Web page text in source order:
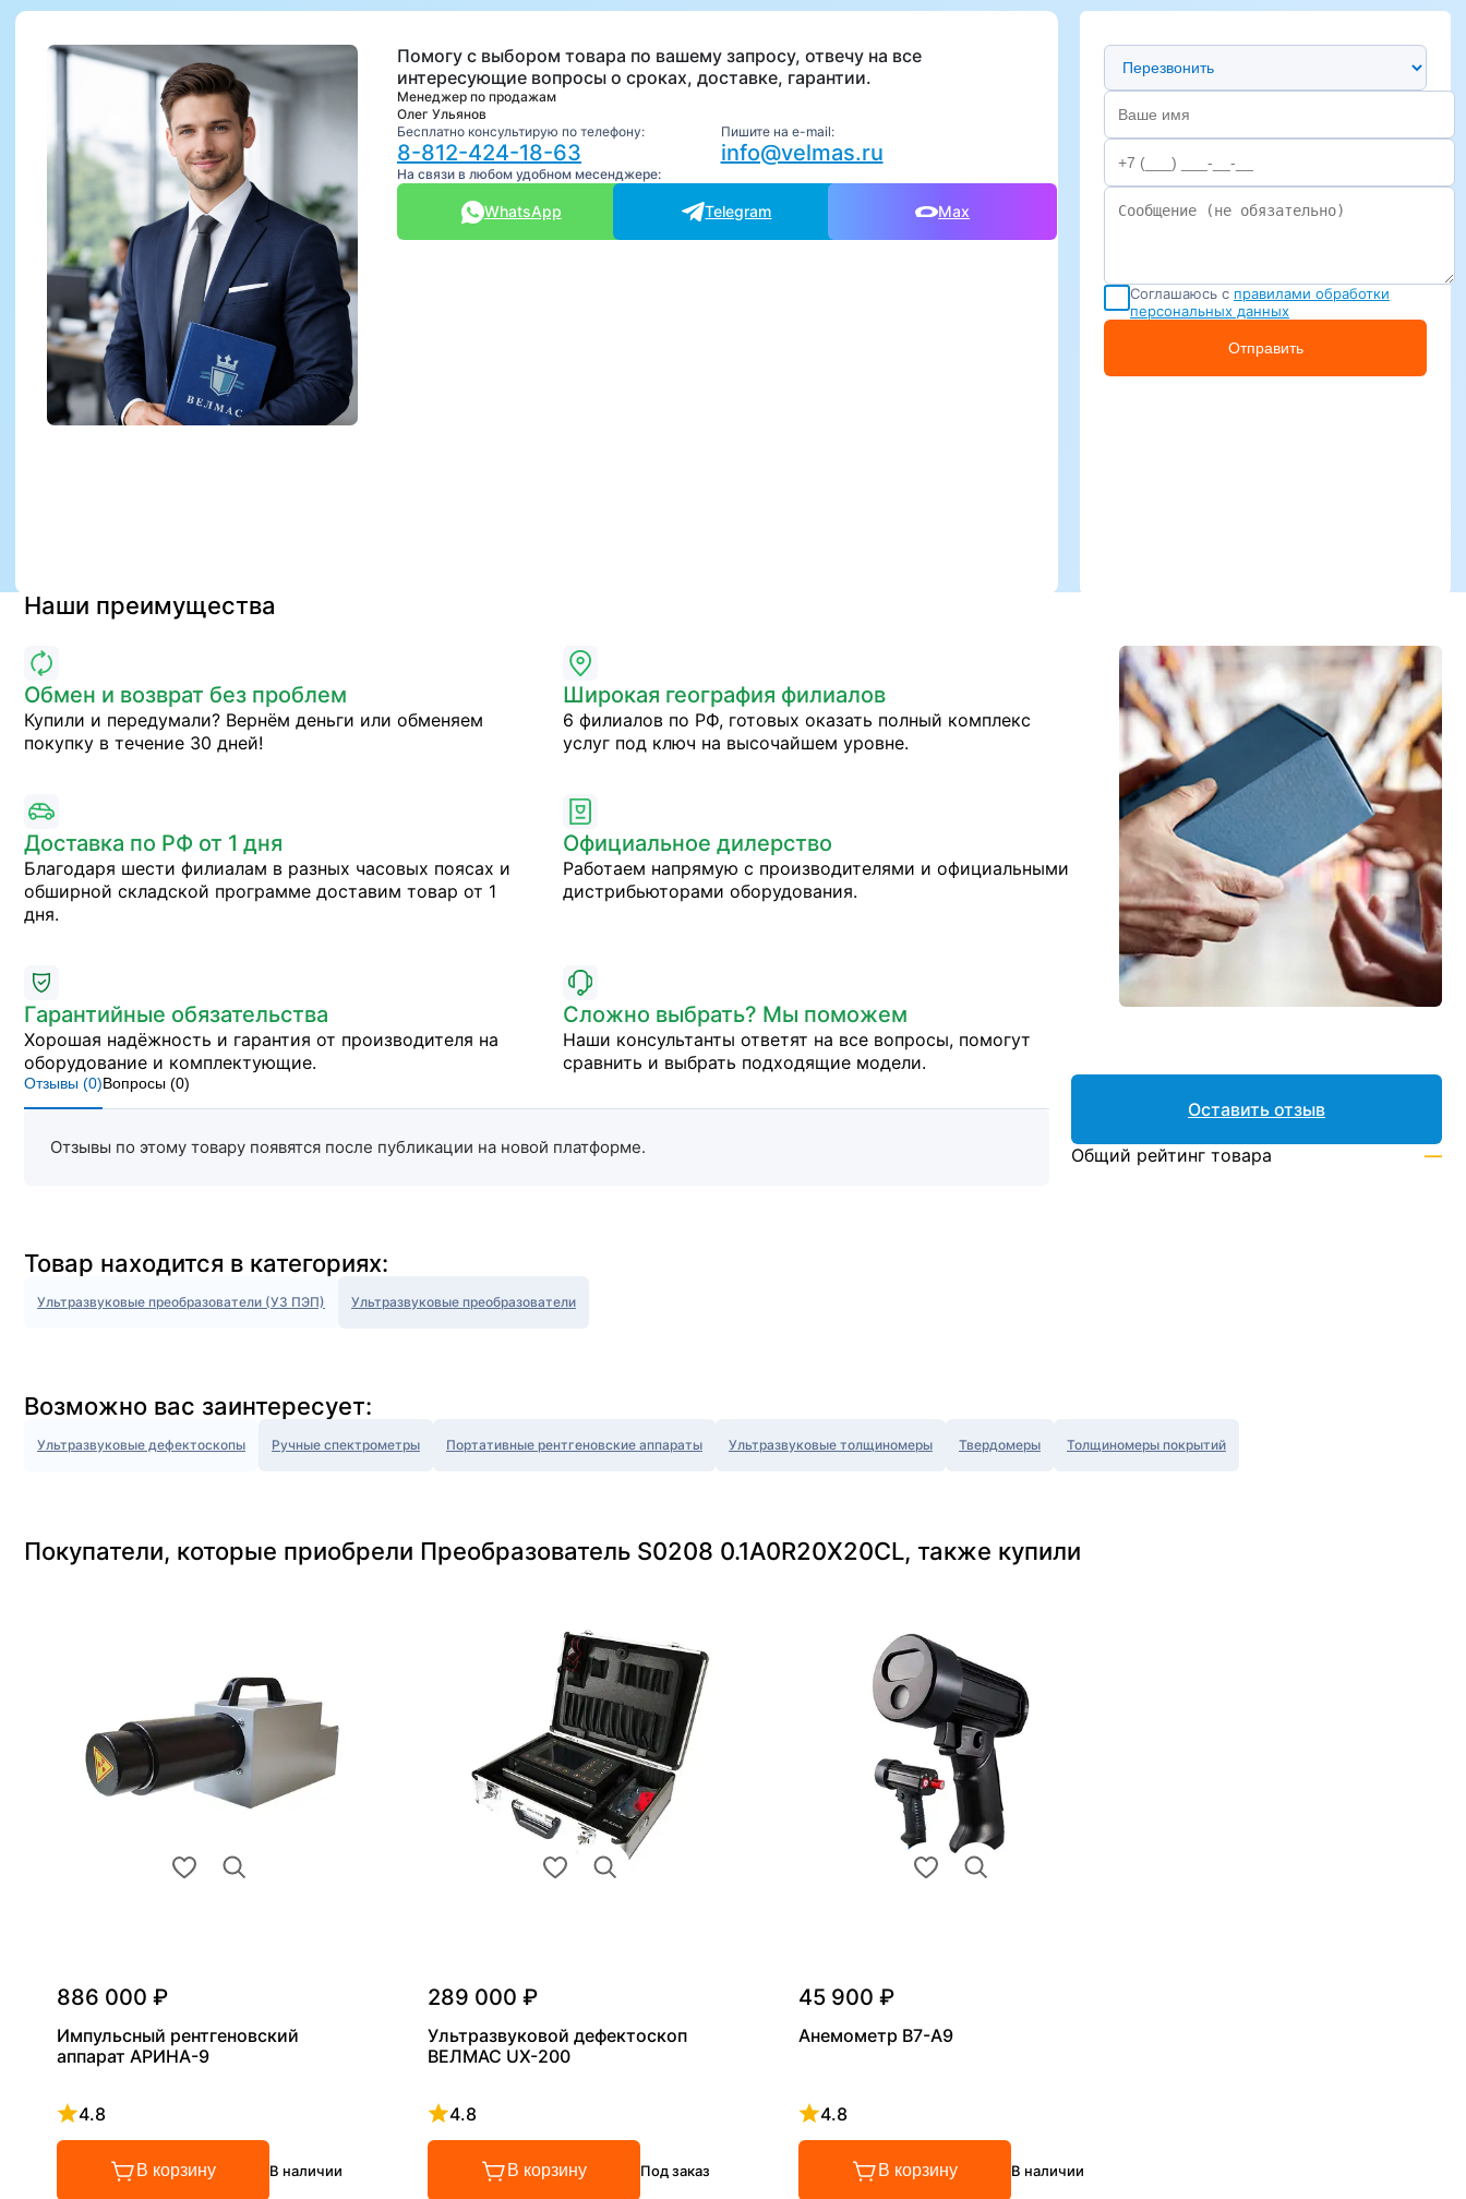
Помогу с выбором товара по вашему запросу, отвечу на все
интересующие вопросы о сроках, доставке, гарантии.
Менеджер по продажам
Олег Ульянов
Бесплатно консультирую по телефону:
8-812-424-18-63
Пишите на e-mail:
info@velmas.ru
На связи в любом удобном месенджере:
WhatsApp Telegram Max
Предпочтительный способ связи
Соглашаюсь с правилами обработки
персональных данных
Отправить
Наши преимущества
Обмен и возврат без проблем
Купили и передумали? Вернём деньги или обменяем
покупку в течение 30 дней!
Широкая география филиалов
6 филиалов по РФ, готовых оказать полный комплекс
услуг под ключ на высочайшем уровне.
Доставка по РФ от 1 дня
Благодаря шести филиалам в разных часовых поясах и
обширной складской программе доставим товар от 1
дня.
Официальное дилерство
Работаем напрямую с производителями и официальными
дистрибьюторами оборудования.
Гарантийные обязательства
Хорошая надёжность и гарантия от производителя на
оборудование и комплектующие.
Сложно выбрать? Мы поможем
Наши консультанты ответят на все вопросы, помогут
сравнить и выбрать подходящие модели.
Отзывы (0)Вопросы (0)
Отзывы по этому товару появятся после публикации на новой платформе.
Оставить отзыв
Общий рейтинг товара —
Товар находится в категориях:
Ультразвуковые преобразователи (УЗ ПЭП) Ультразвуковые преобразователи
Возможно вас заинтересует:
Ультразвуковые дефектоскопы Ручные спектрометры Портативные рентгеновские аппараты Ультразвуковые толщиномеры Твердомеры Толщиномеры покрытий
Покупатели, которые приобрели Преобразователь S0208 0.1A0R20X20CL, также купили
886 000 ₽
Импульсный рентгеновский
аппарат АРИНА-9
4.8
Рейтинг 4.8 из 5
В корзину В наличии
289 000 ₽
Ультразвуковой дефектоскоп
ВЕЛМАС UX-200
4.8
Рейтинг 4.8 из 5
В корзину Под заказ
45 900 ₽
Анемометр В7-А9
4.8
Рейтинг 4.8 из 5
В корзину В наличии